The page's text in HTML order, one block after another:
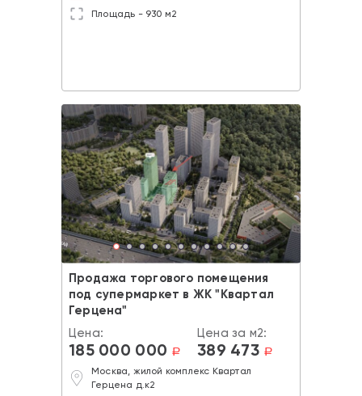
Площадь - 930 м2
Продажа торгового помещения
под супермаркет в ЖК "Квартал
Герцена"
Цена:
185 000 000 a
Цена за м2:
389 473 a
Москва, жилой комплекс Квартал
Герцена д.к2